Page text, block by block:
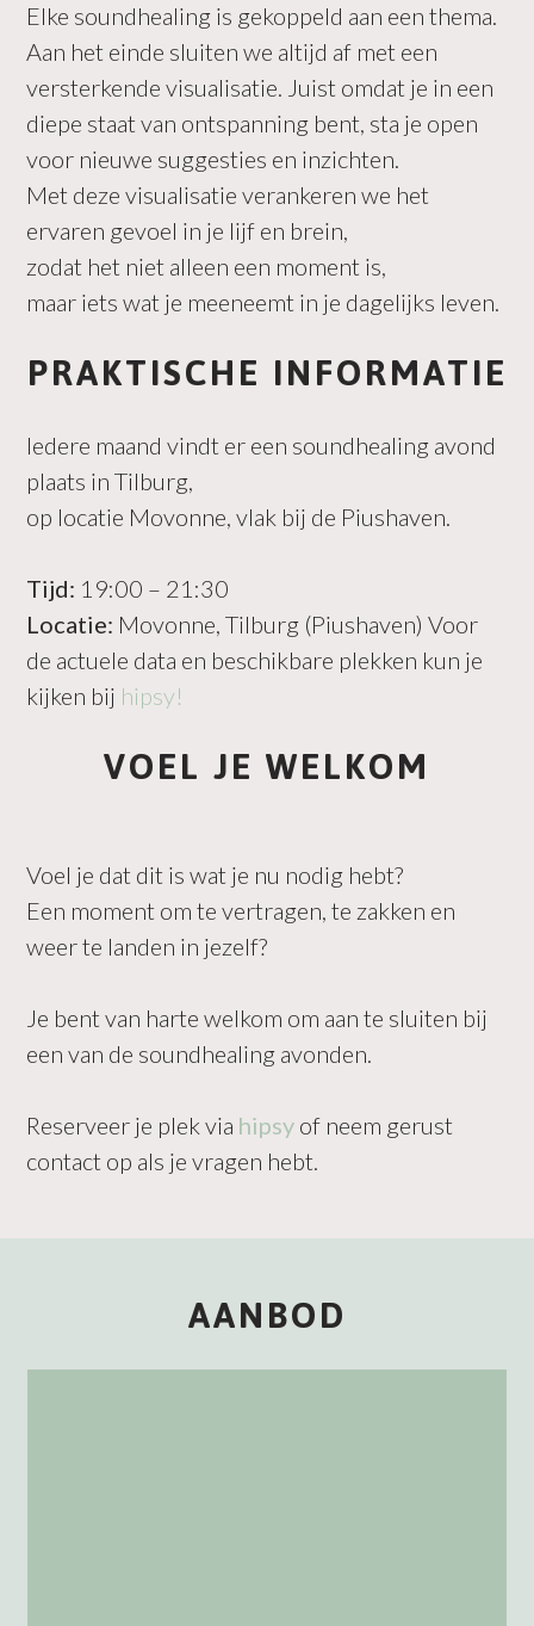
Elke soundhealing is gekoppeld aan een thema.
Aan het einde sluiten we altijd af met een
versterkende visualisatie. Juist omdat je in een
diepe staat van ontspanning bent, sta je open
voor nieuwe suggesties en inzichten.
Met deze visualisatie verankeren we het
ervaren gevoel in je lijf en brein,
zodat het niet alleen een moment is,
maar iets wat je meeneemt in je dagelijks leven.
PRAKTISCHE INFORMATIE
Iedere maand vindt er een soundhealing avond
plaats in Tilburg,
op locatie Movonne, vlak bij de Piushaven.
Tijd: 19:00 – 21:30
Locatie: Movonne, Tilburg (Piushaven) Voor
de actuele data en beschikbare plekken kun je
kijken bij hipsy!
VOEL JE WELKOM
Voel je dat dit is wat je nu nodig hebt?
Een moment om te vertragen, te zakken en
weer te landen in jezelf?
Je bent van harte welkom om aan te sluiten bij
een van de soundhealing avonden.
Reserveer je plek via hipsy of neem gerust
contact op als je vragen hebt.
AANBOD